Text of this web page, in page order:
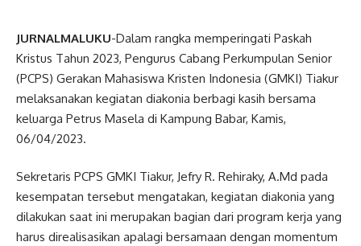
JURNALMALUKU-Dalam rangka memperingati Paskah
Kristus Tahun 2023, Pengurus Cabang Perkumpulan Senior
(PCPS) Gerakan Mahasiswa Kristen Indonesia (GMKI) Tiakur
melaksanakan kegiatan diakonia berbagi kasih bersama
keluarga Petrus Masela di Kampung Babar, Kamis,
06/04/2023.
Sekretaris PCPS GMKI Tiakur, Jefry R. Rehiraky, A.Md pada
kesempatan tersebut mengatakan, kegiatan diakonia yang
dilakukan saat ini merupakan bagian dari program kerja yang
harus direalisasikan apalagi bersamaan dengan momentum